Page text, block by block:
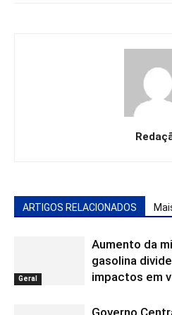
ARTIGOS RELACIONADOS
Geral
Aumento da
gasolina
impactos em
Governo